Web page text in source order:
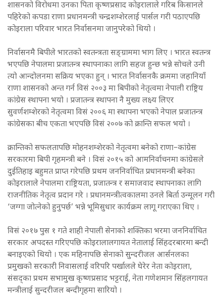
शासनको विरोधमा उनका पिता कृष्णप्रसाद कोइरालाले गरिब किसानले
पहिरेको कपडा राणा प्रधानमन्त्री चन्द्रशम्शेरलाई पार्सल गरी पठाएपछि
कोइराला परिवार भारत निर्वासनमा जानुपरेको थियो ।
निर्वासनमै बिपीले भारतको स्वतन्त्रता सङ्ग्राममा भाग लिए । भारत स्वतन्त्र
भएपछि नेपालमा प्रजातन्त्र स्थापनाका लागि सहज हुन्छ भन्ने सोचले उनी
त्यो आन्दोलनमा सक्रिय भएका हुन् । भारत निर्वासनकै क्रममा जहानियाँ
राणा शासनको अन्त गर्न विसं २००३ मा बिपीको नेतृत्वमा नेपाली राष्ट्रिय
कांग्रेस स्थापना भयो । प्रजातन्त्र स्थापना नै मुख्य लक्ष्य लिएर
सुवर्णशम्शेरको नेतृत्वमा विसं २००६ मा स्थापना भएको नेपाल प्रजातन्त्र
कांग्रेसका बीच एकता भएपछि विसं २००७ को क्रान्ति सफल भयो ।
क्रान्तिको सफलतापछि मोहनशम्शेरको नेतृत्वमा बनेको राणा–कांग्रेस
सरकारमा बिपी गृहमन्त्री बने । विसं २०१५ को आमनिर्वाचनमा कांग्रेसले
दुईतिहाइ बहुमत प्राप्त गरेपछि प्रथम जननिर्वाचित प्रधानमन्त्री बनेका
कोइरालाले नेपालमा राष्ट्रियता, प्रजातन्त्र र समाजवाद स्थापनाका लागि
राजनीतिक नेतृत्व प्रदान गरे । प्रधानमन्त्रीत्वकालमा उनले बिर्ता उन्मूलन गरी
‘जग्गा जोत्नेको हुनुपर्छ’ भन्ने भूमिसुधार कार्यक्रम लागू गराएका थिए ।
विसं २०१७ पुस १ गते शाही नेपाली सेनाको शक्तिका भरमा जननिर्वाचित
सरकार अपदस्त गरिएपछि कोइरालालगायत नेतालाई सिंहदरबारमा बन्दी
बनाइएको थियो । एक महिनापछि सेनाको सुन्दरीजल आर्सनलका
प्रमुखको सरकारी निवासलाई वरिपरि पर्खालले घेरेर नेता कोइराला,
संसद्का प्रथम सभामुख कृष्णप्रसाद भट्टराई, नेता गणेशमान सिंहलगायत
मन्त्रीलाई सुन्दरीजल बन्दीगृहमा सारियो ।